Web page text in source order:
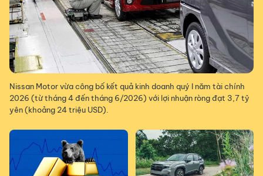
Nissan Motor vừa công bố kết quả kinh doanh quý I năm tài chính
2026 (từ tháng 4 đến tháng 6/2026) với lợi nhuận ròng đạt 3,7 tỷ
yên (khoảng 24 triệu USD).